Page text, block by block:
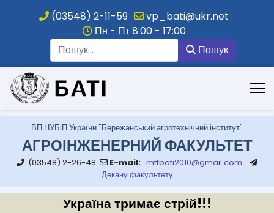
(03548) 2-11-59
vp_bati@ukr.net
Пн - Пт 8:00 - 17:00
Пошук
.
ВП НУБіП України "Бережанський агротехнічний інститут"
АГРОІНЖЕНЕРНИЙ ФАКУЛЬТЕТ
(03548) 2-26-48 E-mail: mtfbati2010@gmail.com
Декану факультету
Україна тримає стрій!!!